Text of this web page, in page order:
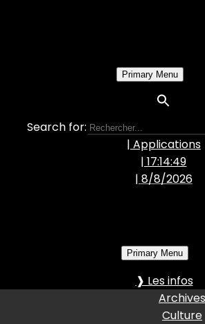
Primary Menu
Search for:
| Applications
| 17:14:50
| 8/8/2026
Primary Menu
❱ Les infos
Archives
Culture